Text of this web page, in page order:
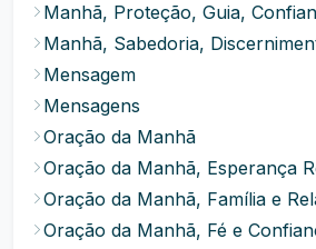
Manhã, Proteção, Guia,
Manhã, Sabedoria,
Mensagem
Mensagens
Oração da Manhã
Oração da Manhã, Esperança
Oração da Manhã, Família e
Oração da Manhã, Fé e